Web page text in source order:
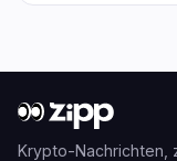
Krypto-Nachrichten,